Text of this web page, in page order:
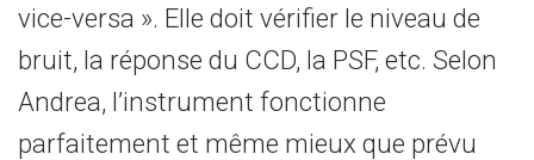
vice-versa ». Elle doit vérifier le niveau de
bruit, la réponse du CCD, la PSF, etc. Selon
Andrea, l’instrument fonctionne
parfaitement et même mieux que prévu